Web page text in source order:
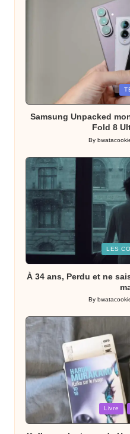
Samsung Unpacked
Fold 8
Posted
By
Posted
LES
À 34 ans, Perdu et ne
Posted
By
Posted
Livre